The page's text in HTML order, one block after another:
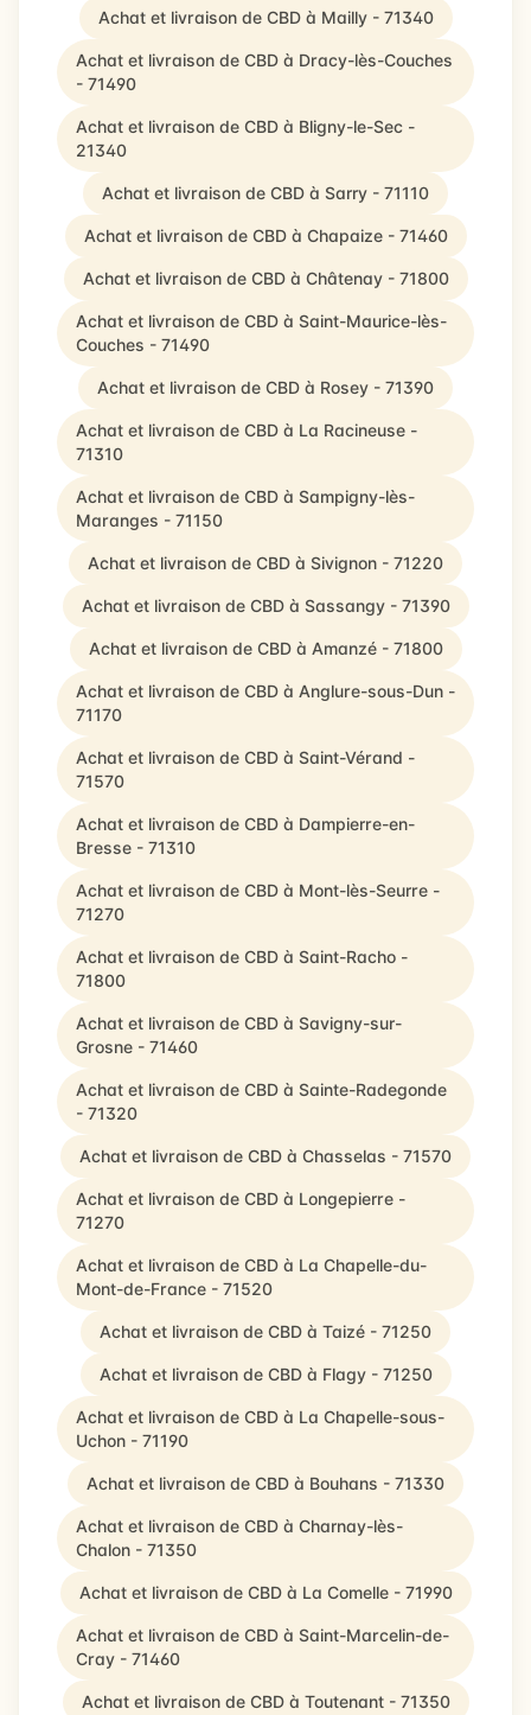
Achat et livraison de CBD à Mailly - 71340
Achat et livraison de CBD à Dracy-lès-Couches
- 71490
Achat et livraison de CBD à Bligny-le-Sec -
21340
Achat et livraison de CBD à Sarry - 71110
Achat et livraison de CBD à Chapaize - 71460
Achat et livraison de CBD à Châtenay - 71800
Achat et livraison de CBD à Saint-Maurice-lès-
Couches - 71490
Achat et livraison de CBD à Rosey - 71390
Achat et livraison de CBD à La Racineuse -
71310
Achat et livraison de CBD à Sampigny-lès-
Maranges - 71150
Achat et livraison de CBD à Sivignon - 71220
Achat et livraison de CBD à Sassangy - 71390
Achat et livraison de CBD à Amanzé - 71800
Achat et livraison de CBD à Anglure-sous-Dun -
71170
Achat et livraison de CBD à Saint-Vérand -
71570
Achat et livraison de CBD à Dampierre-en-
Bresse - 71310
Achat et livraison de CBD à Mont-lès-Seurre -
71270
Achat et livraison de CBD à Saint-Racho -
71800
Achat et livraison de CBD à Savigny-sur-
Grosne - 71460
Achat et livraison de CBD à Sainte-Radegonde
- 71320
Achat et livraison de CBD à Chasselas - 71570
Achat et livraison de CBD à Longepierre -
71270
Achat et livraison de CBD à La Chapelle-du-
Mont-de-France - 71520
Achat et livraison de CBD à Taizé - 71250
Achat et livraison de CBD à Flagy - 71250
Achat et livraison de CBD à La Chapelle-sous-
Uchon - 71190
Achat et livraison de CBD à Bouhans - 71330
Achat et livraison de CBD à Charnay-lès-
Chalon - 71350
Achat et livraison de CBD à La Comelle - 71990
Achat et livraison de CBD à Saint-Marcelin-de-
Cray - 71460
Achat et livraison de CBD à Toutenant - 71350